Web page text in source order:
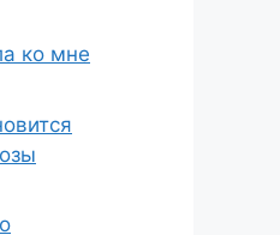
ко мне